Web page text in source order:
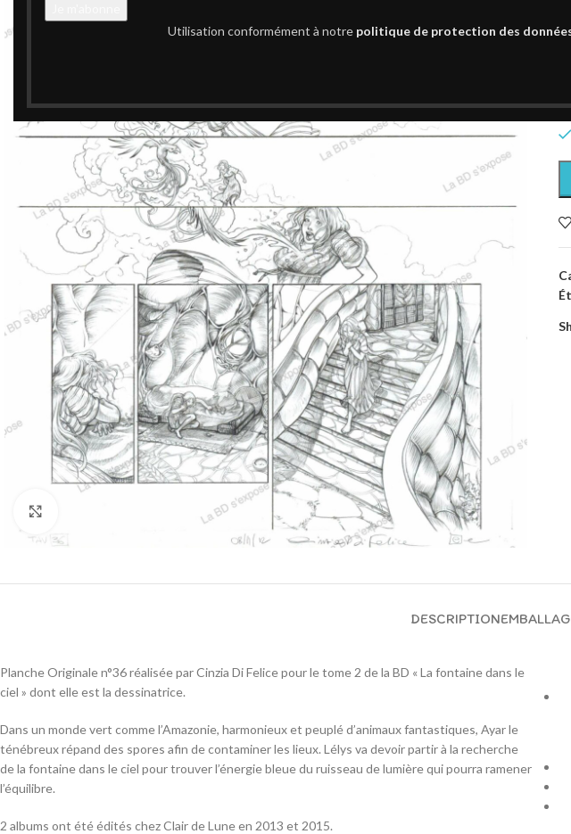
Utilisation conformément à notre politique de protection des
DESCRIPTION
Planche Originale n°36 réalisée par Cinzia Di Felice pour le tome 2 de la BD « La fontaine dans le
ciel » dont elle est la dessinatrice.
Dans un monde vert comme l’Amazonie, harmonieux et peuplé d’animaux fantastiques, Ayar le
ténébreux répand des spores afin de contaminer les lieux. Lélys va devoir partir à la recherche
de la fontaine dans le ciel pour trouver l’énergie bleue du ruisseau de lumière qui pourra ramener
l’équilibre.
2 albums ont été édités chez Clair de Lune en 2013 et 2015.